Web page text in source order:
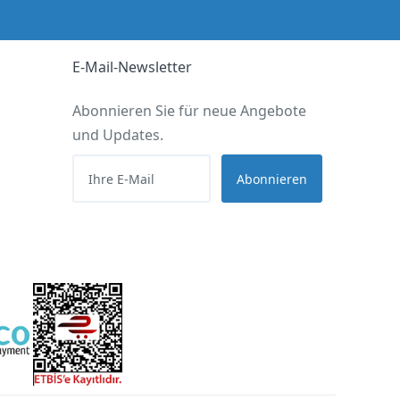
E-Mail-Newsletter
Abonnieren Sie für neue Angebote
und Updates.
Abonnieren